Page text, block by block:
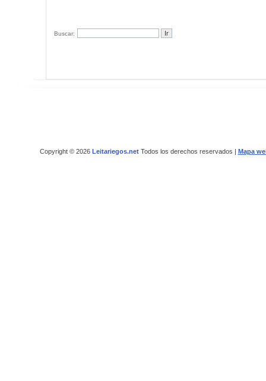
Buscar:
Copyright © 2026 Leitariegos.netTodos los derechos reservados | Mapa